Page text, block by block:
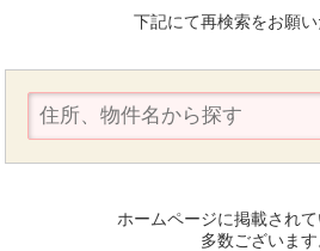
下記にて再検索をお願い
ホームページに掲載され
多数ございます